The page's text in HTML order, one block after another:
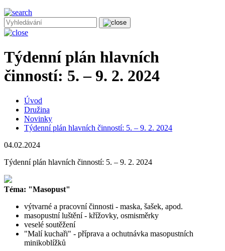
Týdenní plán hlavních
činností: 5. – 9. 2. 2024
Úvod
Družina
Novinky
Týdenní plán hlavních činností: 5. – 9. 2. 2024
04.02.2024
Týdenní plán hlavních činností: 5. – 9. 2. 2024
Téma: "Masopust"
výtvarné a pracovní činnosti - maska, šašek, apod.
masopustní luštění - křížovky, osmisměrky
veselé soutěžení
"Malí kuchaři" - příprava a ochutnávka masopustních
minikoblížků